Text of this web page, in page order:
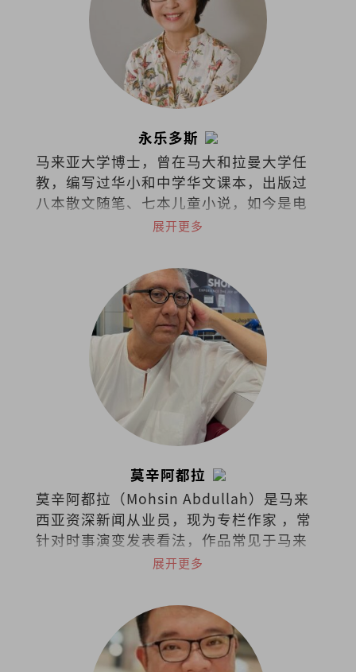
永乐多斯
马来亚大学博士，曾在马大和拉曼大学任
教，编写过华小和中学华文课本，出版过
八本散文随笔、七本儿童小说，如今是电
台节目《思想泉源》主持人。
展开更多
莫辛阿都拉
莫辛阿都拉（Mohsin Abdullah）是马来
西亚资深新闻从业员，现为专栏作家 ，常
针对时事演变发表看法，作品常见于马来
西亚各英文报章与杂志。
展开更多